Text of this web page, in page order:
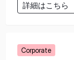
詳細はこちら
Corporate